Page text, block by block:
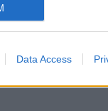
Data Access
όφελος,